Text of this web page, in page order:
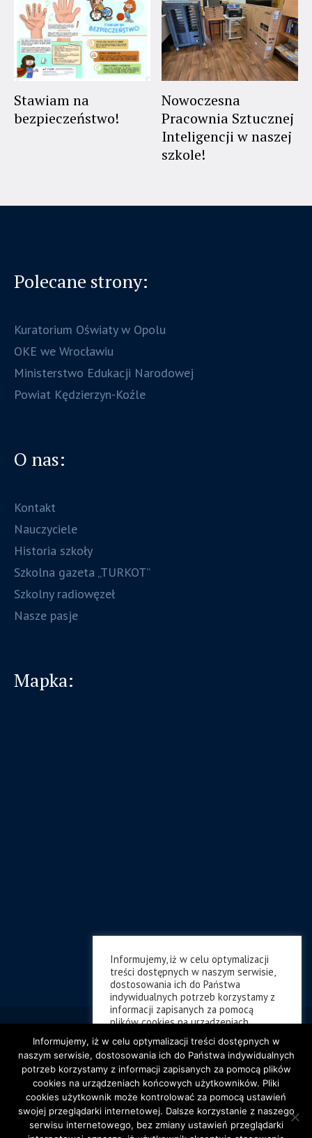
Stawiam na
bezpieczeństwo!
Nowoczesna
Pracownia Sztucznej
Inteligencji w naszej
szkole!
Polecane strony:
Kuratorium Oświaty w Opolu
OKE we Wrocławiu
Ministerstwo Edukacji Narodowej
Powiat Kędzierzyn-Koźle
O nas:
Kontakt
Nauczyciele
Historia szkoły
Szkolna gazeta „TURKOT”
Szkolny radiowęzeł
Nasze pasje
Mapka:
Informujemy, iż w celu optymalizacji
treści dostępnych w naszym serwisie,
dostosowania ich do Państwa
indywidualnych potrzeb korzystamy z
informacji zapisanych za pomocą
plików cookies na urządzeniach
końcowych użytkowników. Pliki cookies
użytkownik może kontrolować za
pomocą ustawień swojej przeglądarki
internetowej. Dalsze korzystanie z
naszego serwisu internetowego, bez
zmiany ustawień przeglądarki
internetowej oznacza, iż użytkownik
akceptuje stosowanie plików cookies
Informujemy, iż w celu optymalizacji treści dostępnych w
naszym serwisie, dostosowania ich do Państwa indywidualnych
potrzeb korzystamy z informacji zapisanych za pomocą plików
cookies na urządzeniach końcowych użytkowników. Pliki
cookies użytkownik może kontrolować za pomocą ustawień
swojej przeglądarki internetowej. Dalsze korzystanie z naszego
serwisu internetowego, bez zmiany ustawień przeglądarki